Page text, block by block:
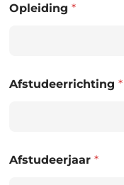
Opleiding *
Afstudeerrichting *
Afstudeerjaar *